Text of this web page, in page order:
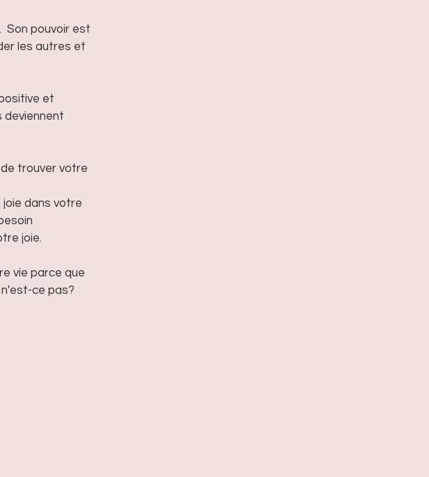
Son pouvoir est
les autres et
et
deviennent
trouver votre
dans votre
joie.
vie parce que
ce pas?